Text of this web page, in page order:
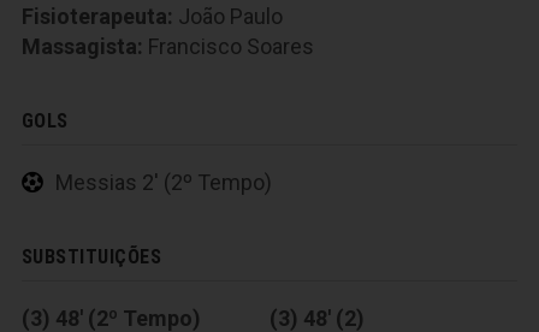
Fisioterapeuta: João Paulo
Massagista: Francisco Soares
GOLS
Messias 2' (2º Tempo)
SUBSTITUIÇÕES
(3) 48' (2º Tempo) (3) 48' (2)